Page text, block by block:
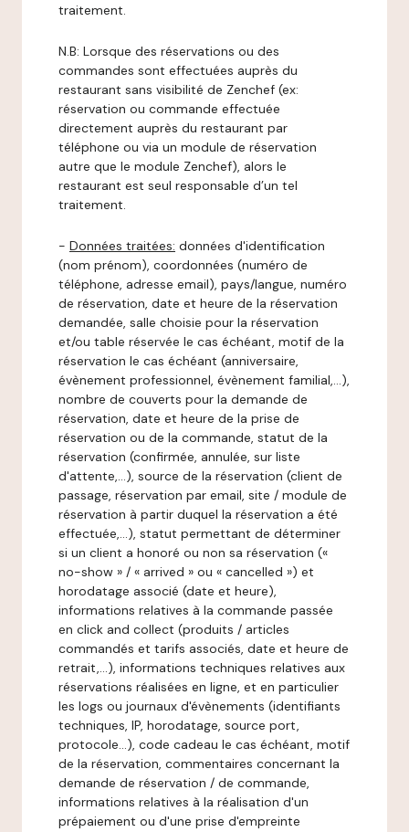
traitement.
N.B: Lorsque des réservations ou des
commandes sont effectuées auprès du
restaurant sans visibilité de Zenchef (ex:
réservation ou commande effectuée
directement auprès du restaurant par
téléphone ou via un module de réservation
autre que le module Zenchef), alors le
restaurant est seul responsable d’un tel
traitement.
- Données traitées: données d'identification
(nom prénom), coordonnées (numéro de
téléphone, adresse email), pays/langue, numéro
de réservation, date et heure de la réservation
demandée, salle choisie pour la réservation
et/ou table réservée le cas échéant, motif de la
réservation le cas échéant (anniversaire,
évènement professionnel, évènement familial,…),
nombre de couverts pour la demande de
réservation, date et heure de la prise de
réservation ou de la commande, statut de la
réservation (confirmée, annulée, sur liste
d'attente,…), source de la réservation (client de
passage, réservation par email, site / module de
réservation à partir duquel la réservation a été
effectuée,…), statut permettant de déterminer
si un client a honoré ou non sa réservation («
no-show » / « arrived » ou « cancelled ») et
horodatage associé (date et heure),
informations relatives à la commande passée
en click and collect (produits / articles
commandés et tarifs associés, date et heure de
retrait,…), informations techniques relatives aux
réservations réalisées en ligne, et en particulier
les logs ou journaux d'évènements (identifiants
techniques, IP, horodatage, source port,
protocole…), code cadeau le cas échéant, motif
de la réservation, commentaires concernant la
demande de réservation / de commande,
informations relatives à la réalisation d'un
prépaiement ou d'une prise d'empreinte